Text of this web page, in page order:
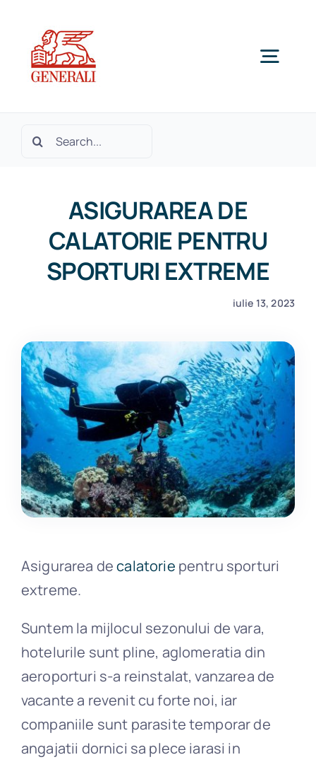
content
Produse si Servicii
SOLICITA OFERTA
Blog
Contact
Cautare...
ASIGURAREA DE
CALATORIE PENTRU
SPORTURI EXTREME
iulie 13, 2023
Asigurarea decalatorie pentru sporturi
extreme.
Suntem la mijlocul sezonului de vara,
hotelurile sunt pline, aglomeratia din
aeroporturi s-a reinstalat, vanzarea de
vacante a revenit cu forte noi, iar
companiile sunt parasite temporar de
angajatii dornici sa plece iarasi in